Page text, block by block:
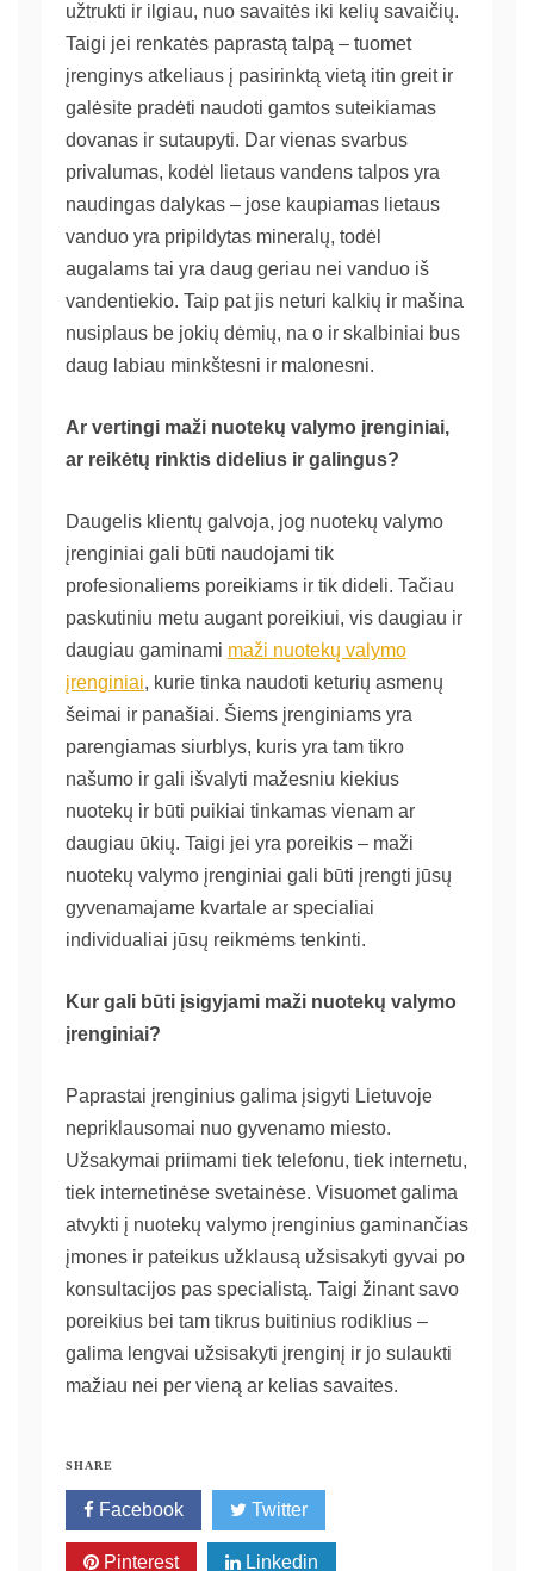
užtrukti ir ilgiau, nuo savaitės iki kelių savaičių.
Taigi jei renkatės paprastą talpą – tuomet
įrenginys atkeliaus į pasirinktą vietą itin greit ir
galėsite pradėti naudoti gamtos suteikiamas
dovanas ir sutaupyti. Dar vienas svarbus
privalumas, kodėl lietaus vandens talpos yra
naudingas dalykas – jose kaupiamas lietaus
vanduo yra pripildytas mineralų, todėl
augalams tai yra daug geriau nei vanduo iš
vandentiekio. Taip pat jis neturi kalkių ir mašina
nusiplaus be jokių dėmių, na o ir skalbiniai bus
daug labiau minkštesni ir malonesni.
Ar vertingi maži nuotekų valymo įrenginiai,
ar reikėtų rinktis didelius ir galingus?
Daugelis klientų galvoja, jog nuotekų valymo
įrenginiai gali būti naudojami tik
profesionaliems poreikiams ir tik dideli. Tačiau
paskutiniu metu augant poreikiui, vis daugiau ir
daugiau gaminami maži nuotekų valymo
įrenginiai, kurie tinka naudoti keturių asmenų
šeimai ir panašiai. Šiems įrenginiams yra
parengiamas siurblys, kuris yra tam tikro
našumo ir gali išvalyti mažesniu kiekius
nuotekų ir būti puikiai tinkamas vienam ar
daugiau ūkių. Taigi jei yra poreikis – maži
nuotekų valymo įrenginiai gali būti įrengti jūsų
gyvenamajame kvartale ar specialiai
individualiai jūsų reikmėms tenkinti.
Kur gali būti įsigyjami maži nuotekų valymo
įrenginiai?
Paprastai įrenginius galima įsigyti Lietuvoje
nepriklausomai nuo gyvenamo miesto.
Užsakymai priimami tiek telefonu, tiek internetu,
tiek internetinėse svetainėse. Visuomet galima
atvykti į nuotekų valymo įrenginius gaminančias
įmones ir pateikus užklausą užsisakyti gyvai po
konsultacijos pas specialistą. Taigi žinant savo
poreikius bei tam tikrus buitinius rodiklius –
galima lengvai užsisakyti įrenginį ir jo sulaukti
mažiau nei per vieną ar kelias savaites.
SHARE
Facebook Twitter
Pinterest Linkedin